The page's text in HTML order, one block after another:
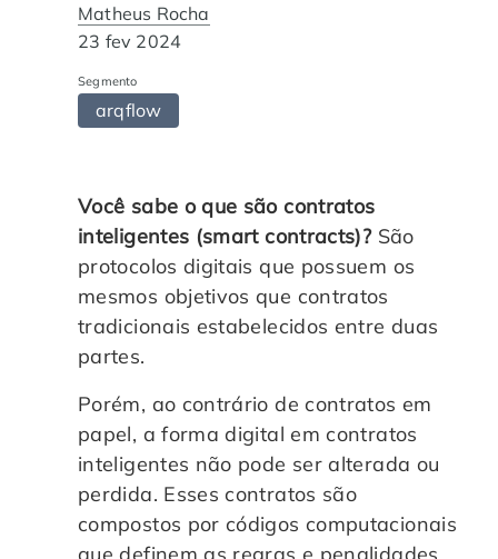
Educação Corporativa
Gerenciamento de NF-e
Assinatura Digital
Auditoria de Processos
Transformação Digital
Gestão do Departamento Pessoal
Controle e Organização de Documentos Físicos
Guarda de Documentos
Instituições de Ensino
Departamento Pessoal
Cooperativas
Nossas Unidades
Blog
Matheus Rocha
23 fev 2024
Segmento
arqflow
Você sabe o que são contratos
inteligentes (smart contracts)? São
protocolos digitais que possuem os
mesmos objetivos que contratos
tradicionais estabelecidos entre duas
partes.
Porém, ao contrário de contratos em
papel, a forma digital em contratos
inteligentes não pode ser alterada ou
perdida. Esses contratos são
compostos por códigos computacionais